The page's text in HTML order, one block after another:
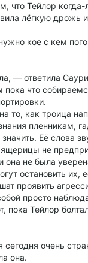
что Тейлор
лёгкую дрожь
кое с кем
— ответила
что
то, как троица
пленникам,
Её слова
не
она не была
остановить их,
проявить
просто
пока Тейлор
сегодня очень
она.